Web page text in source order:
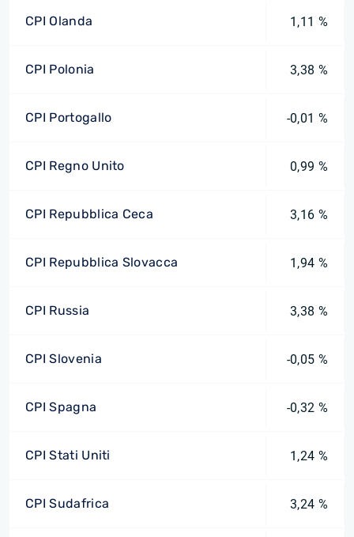
CPI Olanda 1,11 %
CPI Polonia 3,38 %
CPI Portogallo -0,01 %
CPI Regno Unito 0,99 %
CPI Repubblica Ceca 3,16 %
CPI Repubblica Slovacca 1,94 %
CPI Russia 3,38 %
CPI Slovenia -0,05 %
CPI Spagna -0,32 %
CPI Stati Uniti 1,24 %
CPI Sudafrica 3,24 %